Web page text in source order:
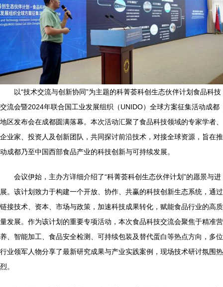
以“技术交流与创新协同”为主题的科菁荟科创生态伙伴计划食品科技
交流会暨2024年联合国工业发展组织（UNIDO）全球方案征集活动成都
地区发布会在成都圆满落幕。本次活动汇聚了食品科技领域的专家学者、
企业家、投资人及创新团队，共同探讨前沿技术，对接全球资源，旨在推
动成都乃至中国西部食品产业的科技创新与可持续发展。
会议伊始，主办方详细介绍了“科菁荟科创生态伙伴计划”的愿景与进
展。该计划致力于构建一个开放、协作、共赢的科技创新生态系统，通过
链接技术、资本、市场与政策，加速科技成果转化，赋能食品行业的高质
量发展。作为该计划的重要专项活动，本次食品科技交流会聚焦于精准营
养、智能加工、食品安全检测、可持续包装及替代蛋白等热点方向，多位
行业领军人物分享了最新研究成果与产业实践案例，现场技术研讨氛围热
烈。